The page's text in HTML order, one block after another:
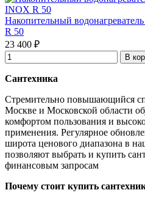
Накопительный
R 50
23 400 ₽
В
Сантехника
Стремительно повышающийся
Москве и Московской области
комфортом пользования и
применения. Регулярное
широта ценового диапазона в
позволяют выбрать и купить
финансовым запросам
Почему стоит купить